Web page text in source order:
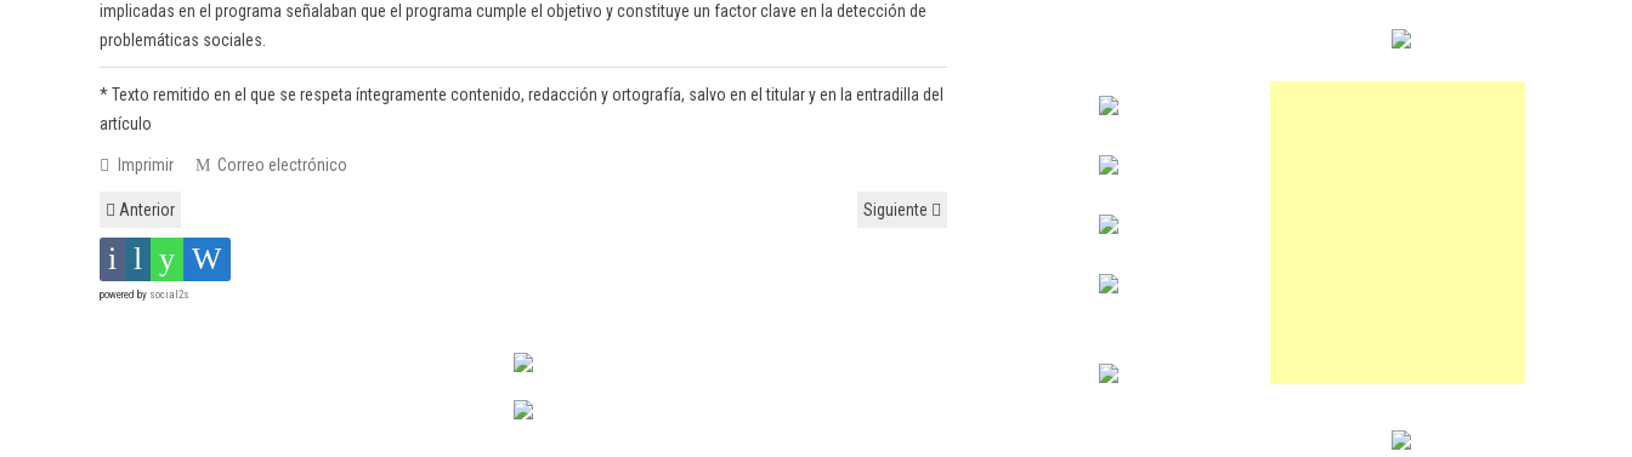
implicadas en el programa señalaban que el programa cumple el objetivo y constituye un factor clave en la detección de
problemáticas sociales.
* Texto remitido en el que se respeta íntegramente contenido, redacción y ortografía, salvo en el titular y en la entradilla del
artículo
Imprimir Correo electrónico
Anterior Siguiente
powered by social2s